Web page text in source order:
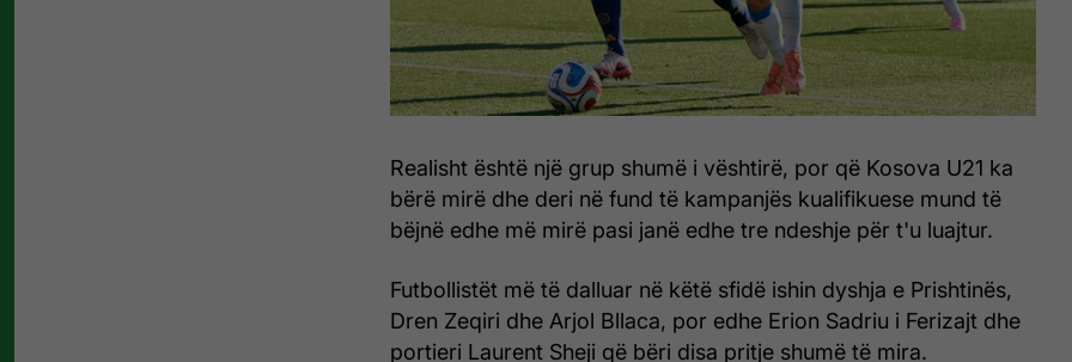
Realisht është një grup shumë i vështirë, por që Kosova U21 ka
bërë mirë dhe deri në fund të kampanjës kualifikuese mund të
bëjnë edhe më mirë pasi janë edhe tre ndeshje për t'u luajtur.
Futbollistët më të dalluar në këtë sfidë ishin dyshja e Prishtinës,
Dren Zeqiri dhe Arjol Bllaca, por edhe Erion Sadriu i Ferizajt dhe
portieri Laurent Sheji që bëri disa pritje shumë të mira.